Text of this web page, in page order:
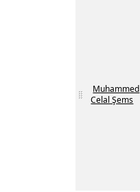
Muhammed
Celal Şems